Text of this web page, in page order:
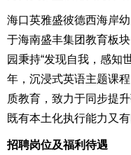
海口英雅盛彼德西海岸
于海南盛丰集团教育板
园秉持“发现自我，感知
年，沉浸式英语主题课
质教育，致力于同步提
既有本土化执行能力又
招聘岗位及福利待遇